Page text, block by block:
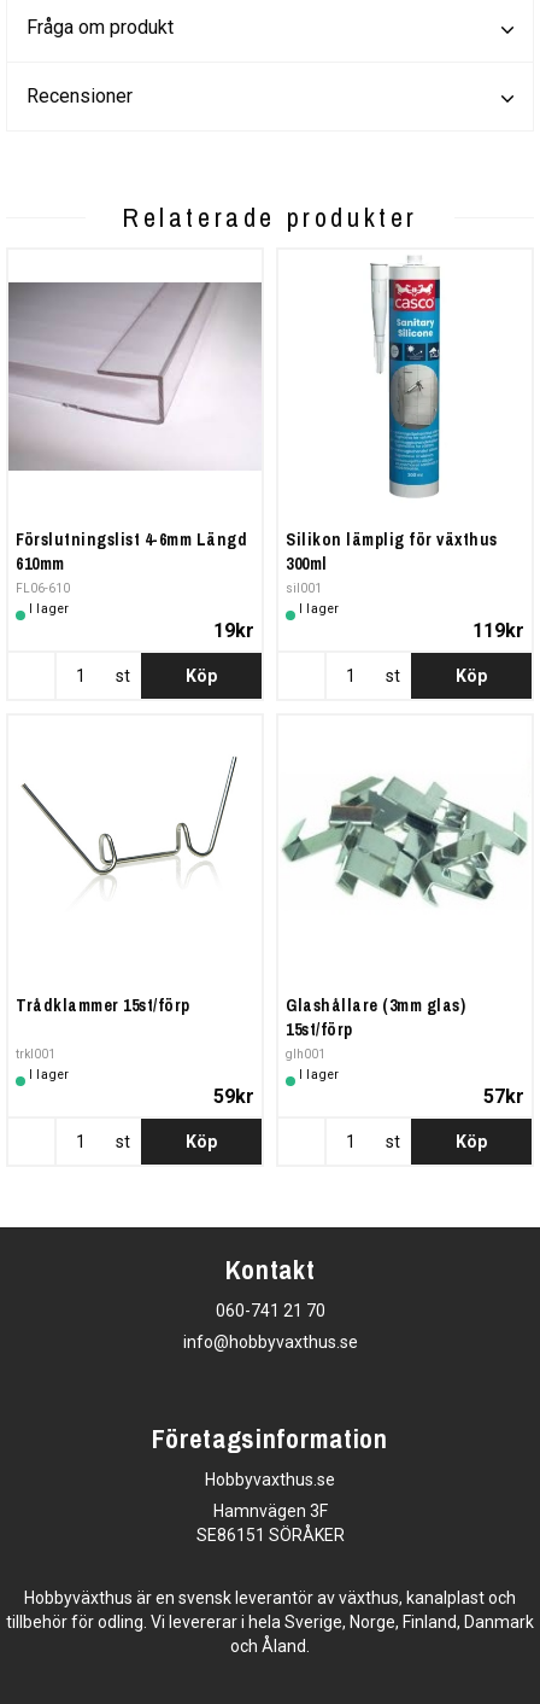
Fråga om produkt
Recensioner
Relaterade produkter
Förslutningslist 4-6mm Längd
610mm
FL06-610
I lager
19kr
st Köp
Silikon lämplig för växthus
300ml
sil001
I lager
119kr
st Köp
Trådklammer 15st/förp
trkl001
I lager
59kr
st Köp
Glashållare (3mm glas)
15st/förp
glh001
I lager
57kr
st Köp
Kontakt
060-741 21 70
info@hobbyvaxthus.se
Företagsinformation
Hobbyvaxthus.se
Hamnvägen 3F
SE86151 SÖRÅKER
Hobbyväxthus är en svensk leverantör av växthus, kanalplast och
tillbehör för odling. Vi levererar i hela Sverige, Norge, Finland, Danmark
och Åland.